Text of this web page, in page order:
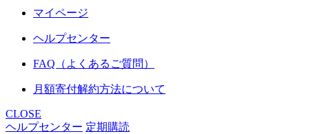
マイページ
ヘルプセンター
FAQ（よくあるご質問）
月額寄付解約方法について
CLOSE
ヘルプセンター 定期購読